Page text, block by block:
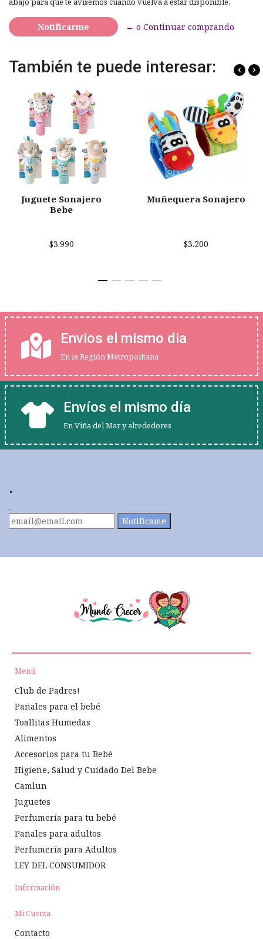
Notificarme ← o Continuar comprando
También te puede interesar:
Juguete Sonajero
Bebe
$3.990
Muñequera Sonajero
$3.200
‹ ›
Envios el mismo dia
En la Región Metropolitana
Envíos el mismo día
En Viña del Mar y alrededores
.
.
Notifícame
Menú
Club de Padres!
Pañales para el bebé
Toallitas Humedas
Alimentos
Accesorios para tu Bebé
Higiene, Salud y Cuidado Del Bebe
Camlun
Juguetes
Perfumería para tu bebé
Pañales para adultos
Perfumería para Adultos
LEY DEL CONSUMIDOR
Información
Mi Cuenta
Contacto